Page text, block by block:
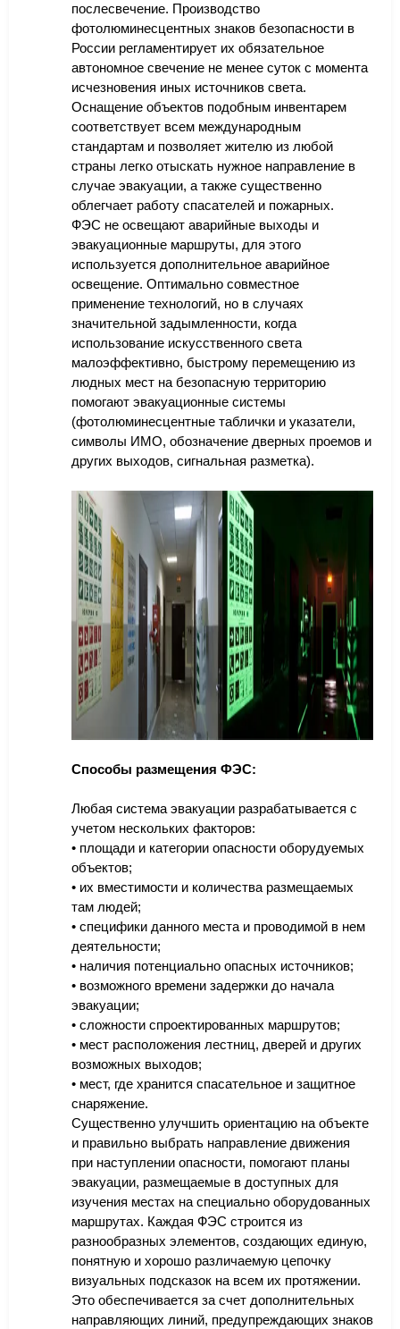
послесвечение. Производство
фотолюминесцентных знаков безопасности в
России регламентирует их обязательное
автономное свечение не менее суток с момента
исчезновения иных источников света.
Оснащение объектов подобным инвентарем
соответствует всем международным
стандартам и позволяет жителю из любой
страны легко отыскать нужное направление в
случае эвакуации, а также существенно
облегчает работу спасателей и пожарных.
ФЭС не освещают аварийные выходы и
эвакуационные маршруты, для этого
используется дополнительное аварийное
освещение. Оптимально совместное
применение технологий, но в случаях
значительной задымленности, когда
использование искусственного света
малоэффективно, быстрому перемещению из
людных мест на безопасную территорию
помогают эвакуационные системы
(фотолюминесцентные таблички и указатели,
символы ИМО, обозначение дверных проемов и
других выходов, сигнальная разметка).
Способы размещения ФЭС:
Любая система эвакуации разрабатывается с
учетом нескольких факторов:
• площади и категории опасности оборудуемых
объектов;
• их вместимости и количества размещаемых
там людей;
• специфики данного места и проводимой в нем
деятельности;
• наличия потенциально опасных источников;
• возможного времени задержки до начала
эвакуации;
• сложности спроектированных маршрутов;
• мест расположения лестниц, дверей и других
возможных выходов;
• мест, где хранится спасательное и защитное
снаряжение.
Существенно улучшить ориентацию на объекте
и правильно выбрать направление движения
при наступлении опасности, помогают планы
эвакуации, размещаемые в доступных для
изучения местах на специально оборудованных
маршрутах. Каждая ФЭС строится из
разнообразных элементов, создающих единую,
понятную и хорошо различаемую цепочку
визуальных подсказок на всем их протяжении.
Это обеспечивается за счет дополнительных
направляющих линий, предупреждающих знаков